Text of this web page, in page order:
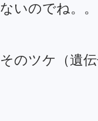
ないのでね。
そのツケ（遺